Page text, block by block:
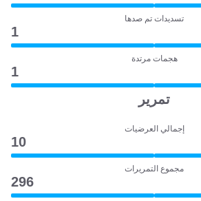
تسديدات تم صدها
1
هجمات مرتدة
1
تمرير
إجمالي العرضيات
10
مجموع التمريرات
296